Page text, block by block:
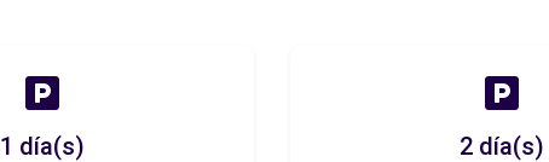
1 día(s) 2 día(s)